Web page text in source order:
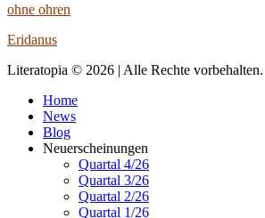
ohne ohren
Eridanus
Literatopia © 2026 | Alle Rechte vorbehalten.
Home
News
Blog
Neuerscheinungen
Quartal 4/26
Quartal 3/26
Quartal 2/26
Quartal 1/26